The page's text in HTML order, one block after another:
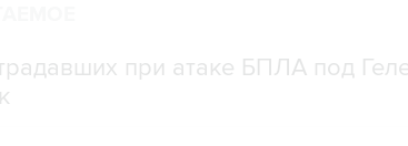
при атаке БПЛА под